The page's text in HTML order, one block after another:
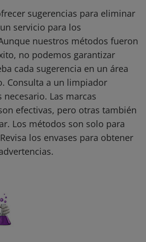
sugerencias para eliminar
servicio para los
nuestros métodos fueron
no podemos garantizar
cada sugerencia en un área
Consulta a un limpiador
Las marcas
efectivas, pero otras también
Los métodos son solo para
los envases para obtener